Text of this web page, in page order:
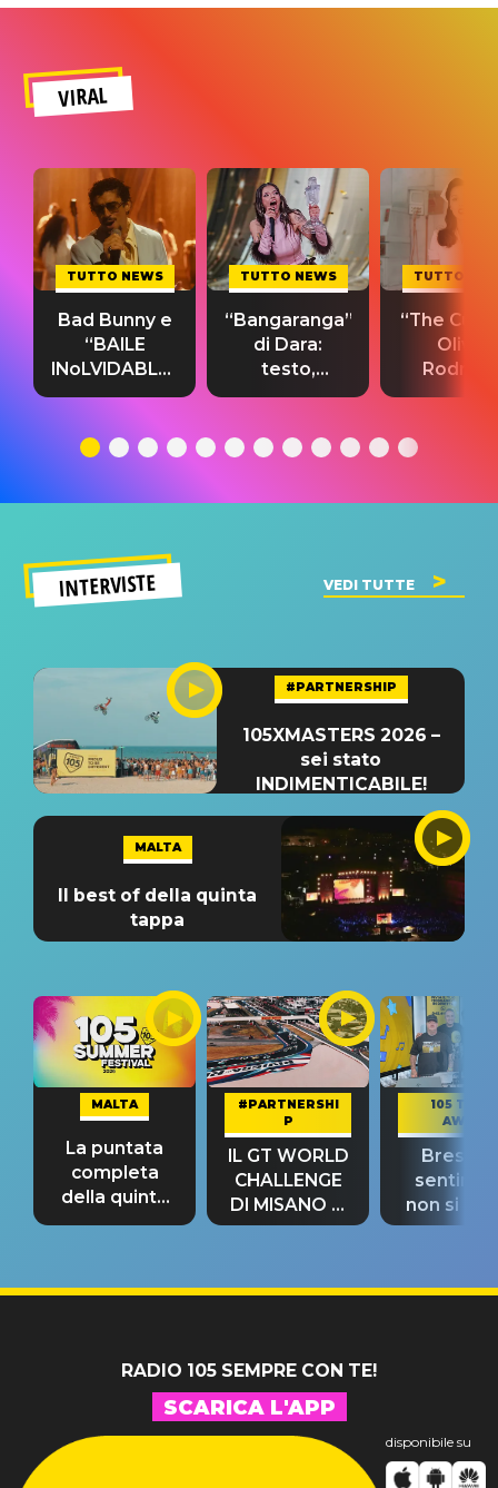
VIRAL
TUTTO NEWS
Bad Bunny e
“BAILE
INoLVIDABLE”:
testo,
significato
TUTTO NEWS
“Bangaranga”
di Dara:
testo,
traduzione e
del singolo
TUTTO
“The
Olivia
testo,
INTERVISTE VEDI TUTTE
#PARTNERSHIP
105XMASTERS 2026 –
sei stato
INDIMENTICABILE!
MALTA
Il best of della quinta
tappa
MALTA
La puntata
completa
della quinta
tappa
#PARTNERSHI
P
IL GT WORLD
CHALLENGE
DI MISANO si
riconferma
105 TAKE
AWAY
Bresh:
non si
fino alla
RADIO 105 SEMPRE CON TE!
SCARICA L'APP
disponibile su